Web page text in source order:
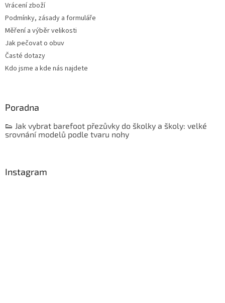
Vrácení zboží
Podmínky, zásady a formuláře
Měření a výběr velikosti
Jak pečovat o obuv
Časté dotazy
Kdo jsme a kde nás najdete
Poradna
👟 Jak vybrat barefoot přezůvky do školky a školy: velké
srovnání modelů podle tvaru nohy
Instagram